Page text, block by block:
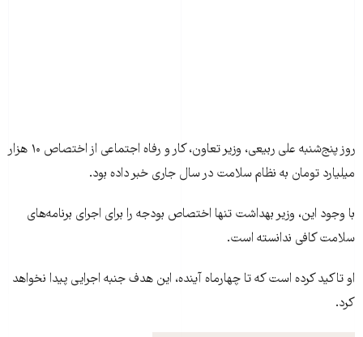
روز پنج‌شنبه علی ربیعی، وزیر تعاون، کار و رفاه اجتماعی از اختصاص ۱۰ هزار
میلیارد تومان به نظام سلامت در سال جاری خبر داده بود.
با وجود این، وزیر بهداشت تنها اختصاص بودجه را برای اجرای برنامه‌های
سلامت کافی ندانسته است.
او تاکید کرده است که تا چهارماه آینده، این هدف جنبه اجرایی پیدا نخواهد
کرد.